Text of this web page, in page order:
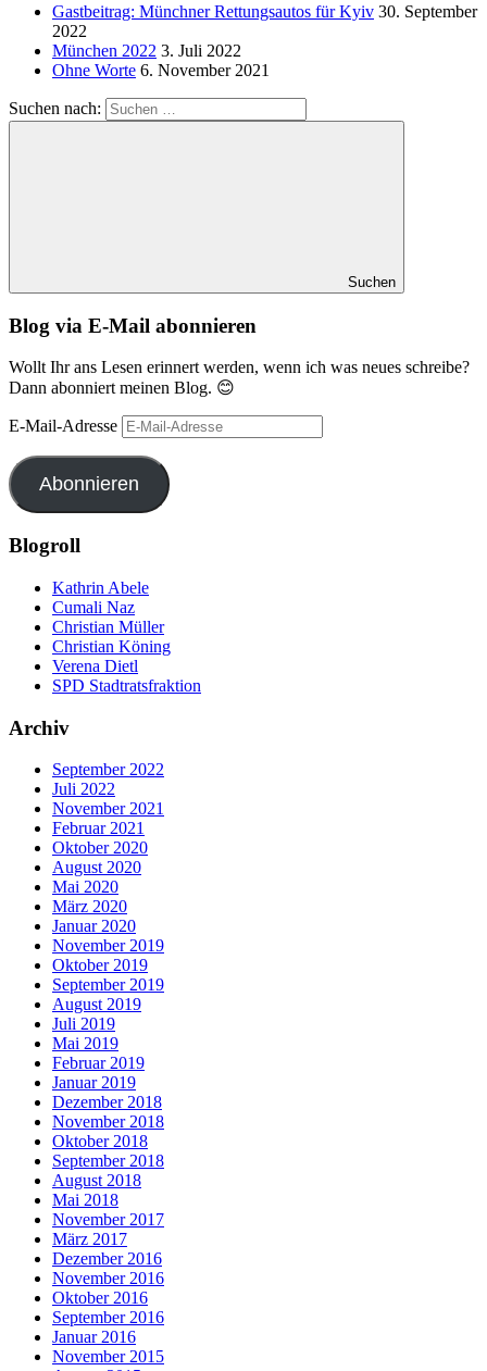
Gastbeitrag: Münchner Rettungsautos für Kyiv 30. September
2022
München 2022 3. Juli 2022
Ohne Worte 6. November 2021
Suchen nach:
Suchen
Blog via E-Mail abonnieren
Wollt Ihr ans Lesen erinnert werden, wenn ich was neues schreibe?
Dann abonniert meinen Blog. 😊
E-Mail-Adresse
Abonnieren
Blogroll
Kathrin Abele
Cumali Naz
Christian Müller
Christian Köning
Verena Dietl
SPD Stadtratsfraktion
Archiv
September 2022
Juli 2022
November 2021
Februar 2021
Oktober 2020
August 2020
Mai 2020
März 2020
Januar 2020
November 2019
Oktober 2019
September 2019
August 2019
Juli 2019
Mai 2019
Februar 2019
Januar 2019
Dezember 2018
November 2018
Oktober 2018
September 2018
August 2018
Mai 2018
November 2017
März 2017
Dezember 2016
November 2016
Oktober 2016
September 2016
Januar 2016
November 2015